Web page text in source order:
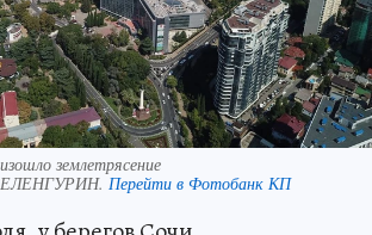
землетрясение
Перейти в Фотобанк КП